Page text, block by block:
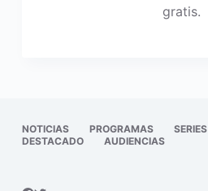
gratis.
NOTICIAS PROGRAMAS SERIES
DESTACADO
AUDIENCIAS